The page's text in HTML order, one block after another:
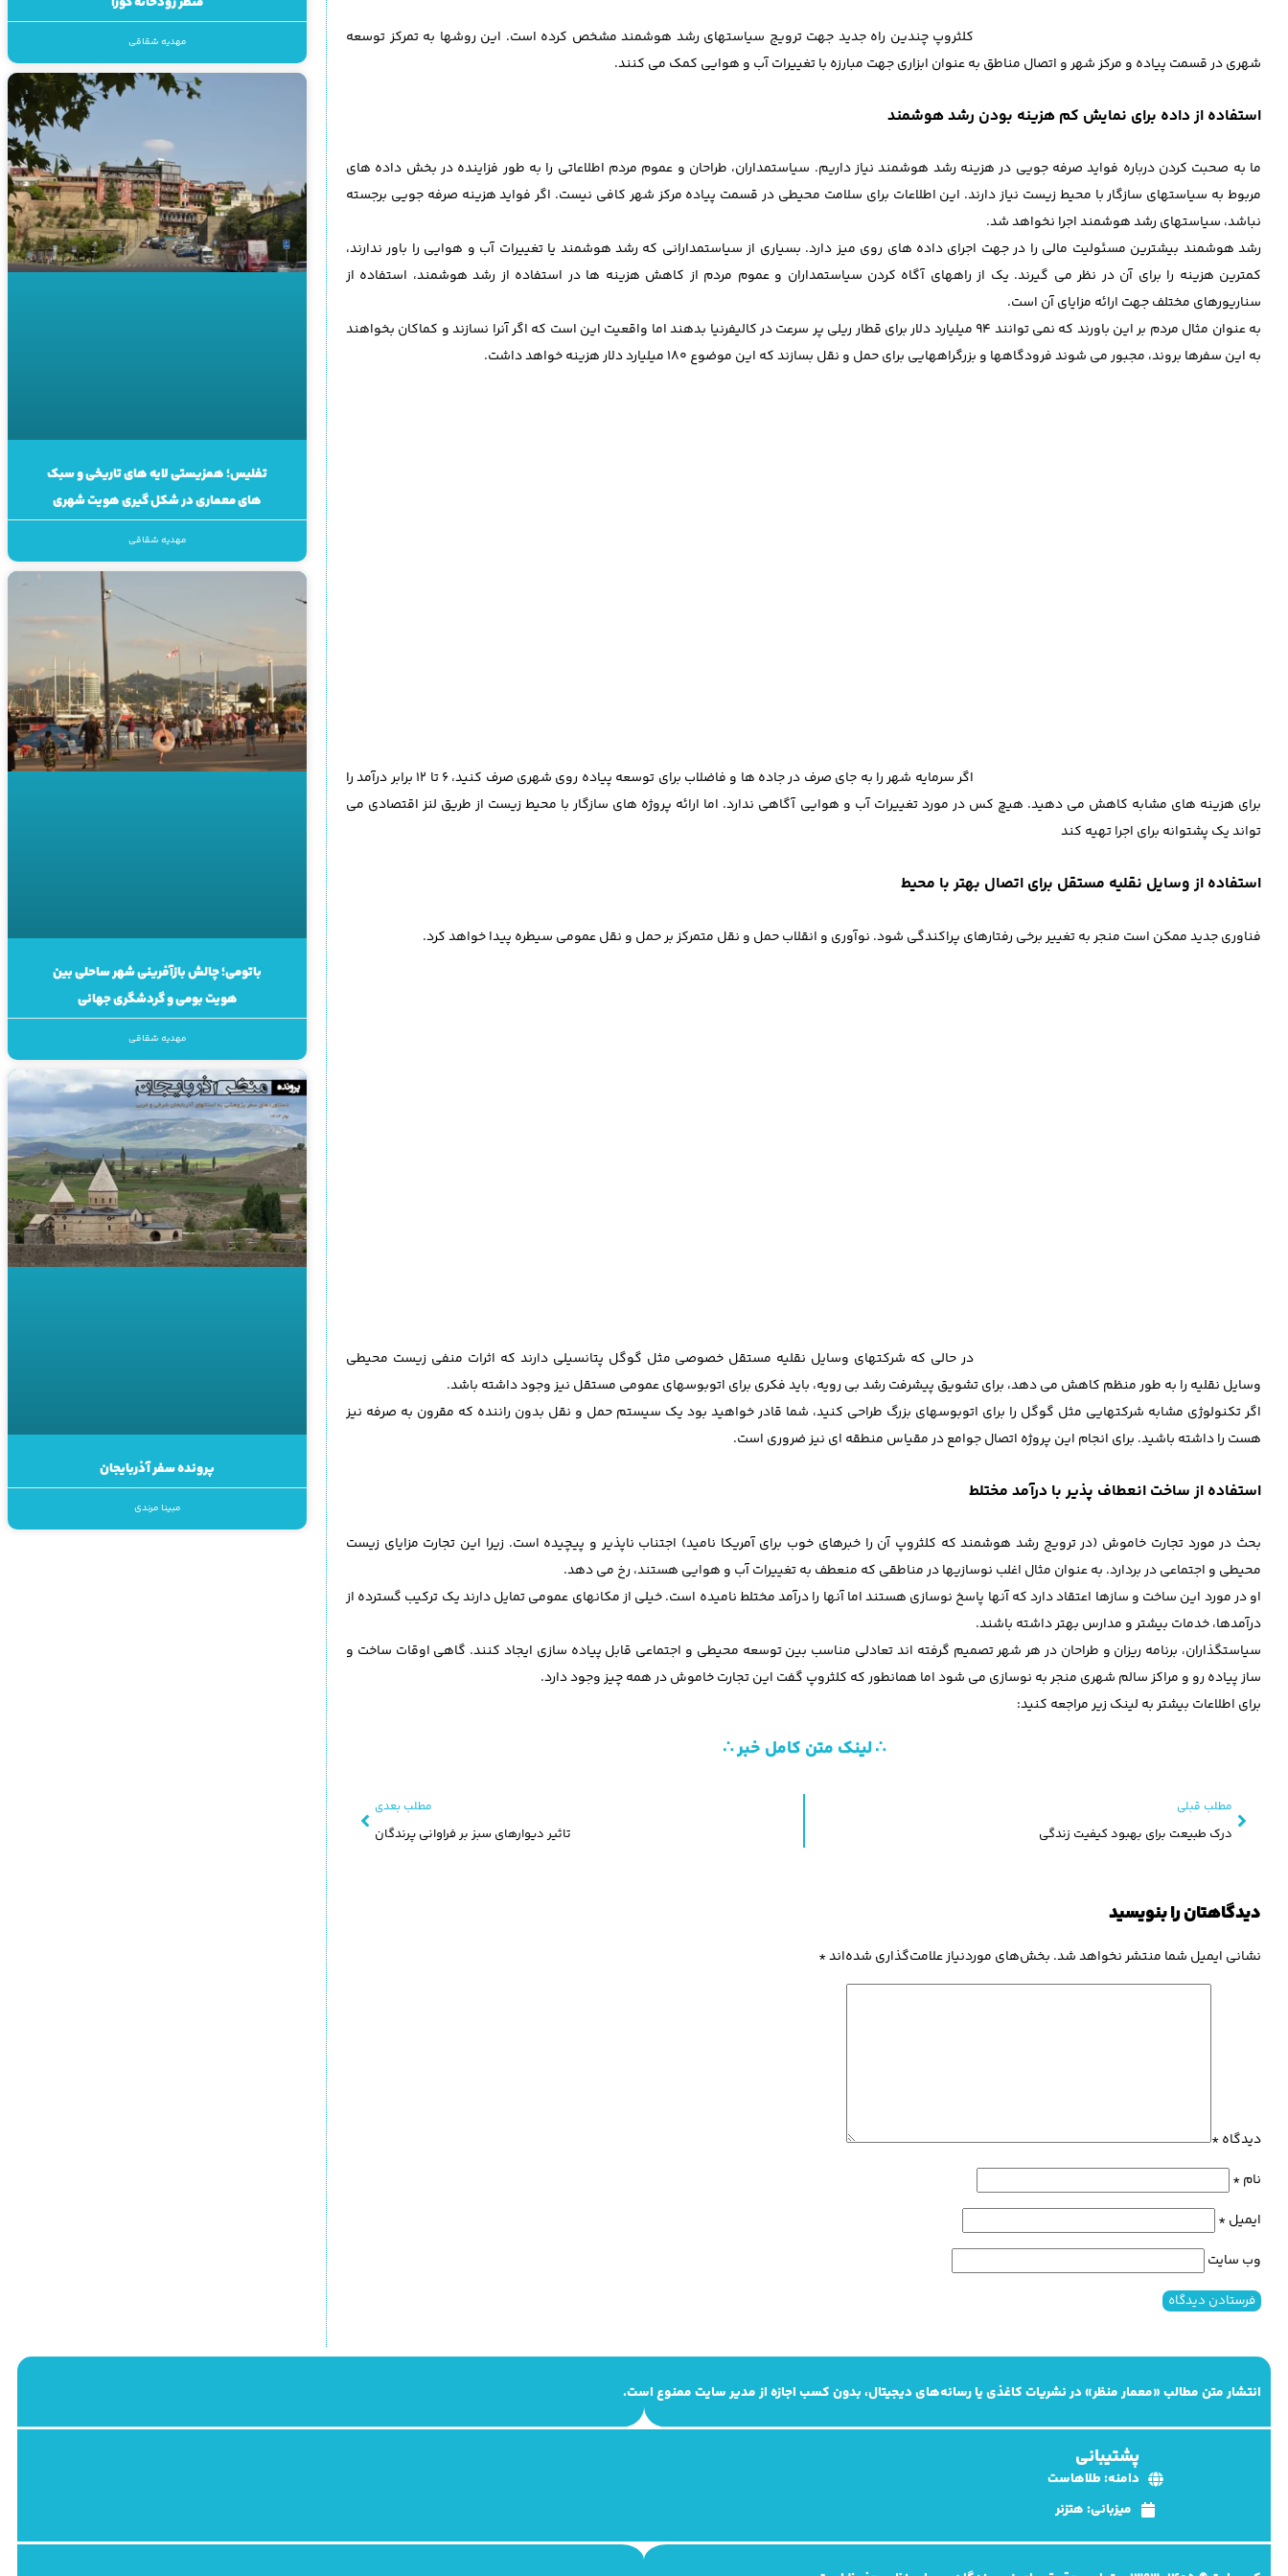
کلثروپ چندین راه جدید جهت ترویج سیاستهای رشد هوشمند مشخص کرده است. این روشها به تمرکز توسعه
شهری در قسمت پیاده و مرکز شهر و اتصال مناطق به عنوان ابزاری جهت مبارزه با تغییرات آب و هوایی کمک می کنند.
استفاده از داده برای نمایش کم هزینه بودن رشد هوشمند
ما به صحبت کردن درباره فواید صرفه جویی در هزینه رشد هوشمند نیاز داریم. سیاستمداران، طراحان و عموم مردم اطلاعاتی را به طور فزاینده در بخش داده های
مربوط به سیاستهای سازگار با محیط زیست نیاز دارند. این اطلاعات برای سلامت محیطی در قسمت پیاده مرکز شهر کافی نیست. اگر فواید هزینه صرفه جویی برجسته
نباشد، سیاستهای رشد هوشمند اجرا نخواهد شد.
رشد هوشمند بیشترین مسئولیت مالی را در جهت اجرای داده های روی میز دارد. بسیاری از سیاستمدارانی که رشد هوشمند یا تغییرات آب و هوایی را باور ندارند،
کمترین هزینه را برای آن در نظر می گیرند. یک از راههای آگاه کردن سیاستمداران و عموم مردم از کاهش هزینه ها در استفاده از رشد هوشمند، استفاده از
سناریورهای مختلف جهت ارائه مزایای آن است.
به عنوان مثال مردم بر این باورند که نمی توانند 94 میلیارد دلار برای قطار ریلی پر سرعت در کالیفرنیا بدهند اما واقعیت این است که اگر آنرا نسازند و کماکان بخواهند
به این سفرها بروند، مجبور می شوند فرودگاهها و بزرگراههایی برای حمل و نقل بسازند که این موضوع 180 میلیارد دلار هزینه خواهد داشت.
اگر سرمایه شهر را به جای صرف در جاده ها و فاضلاب برای توسعه پیاده روی شهری صرف کنید، 6 تا 12 برابر درآمد را
برای هزینه های مشابه کاهش می دهید. هیچ کس در مورد تغییرات آب و هوایی آگاهی ندارد. اما ارائه پروژه های سازگار با محیط زیست از طریق لنز اقتصادی می
تواند یک پشتوانه برای اجرا تهیه کند
استفاده از وسایل نقلیه مستقل برای اتصال بهتر با محیط
فناوری جدید ممکن است منجر به تغییر برخی رفتارهای پراکندگی شود. نوآوری و انقلاب حمل و نقل متمرکز بر حمل و نقل عمومی سیطره پیدا خواهد کرد.
در حالی که شرکتهای وسایل نقلیه مستقل خصوصی مثل گوگل پتانسیلی دارند که اثرات منفی زیست محیطی
وسایل نقلیه را به طور منظم کاهش می دهد، برای تشویق پیشرفت رشد بی رویه، باید فکری برای اتوبوسهای عمومی مستقل نیز وجود داشته باشد.
اگر تکنولوژی مشابه شرکتهایی مثل گوگل را برای اتوبوسهای بزرگ طراحی کنید، شما قادر خواهید بود یک سیستم حمل و نقل بدون راننده که مقرون به صرفه نیز
هست را داشته باشید. برای انجام این پروژه اتصال جوامع در مقیاس منطقه ای نیز ضروری است.
استفاده از ساخت انعطاف پذیر با درآمد مختلط
بحث در مورد تجارت خاموش (در ترویج رشد هوشمند که کلثروپ آن را خبرهای خوب برای آمریکا نامید) اجتناب ناپذیر و پیچیده است. زیرا این تجارت مزایای زیست
محیطی و اجتماعی در بردارد. به عنوان مثال اغلب نوسازیها در مناطقی که منعطف به تغییرات آب و هوایی هستند، رخ می دهد.
او در مورد این ساخت و سازها اعتقاد دارد که آنها پاسخ نوسازی هستند اما آنها را درآمد مختلط نامیده است. خیلی از مکانهای عمومی تمایل دارند یک ترکیب گسترده از
درآمدها، خدمات بیشتر و مدارس بهتر داشته باشند.
سیاستگذاران، برنامه ریزان و طراحان در هر شهر تصمیم گرفته اند تعادلی مناسب بین توسعه محیطی و اجتماعی قابل پیاده سازی ایجاد کنند. گاهی اوقات ساخت و
ساز پیاده رو و مراکز سالم شهری منجر به نوسازی می شود اما همانطور که کلثروپ گفت این تجارت خاموش در همه چیز وجود دارد.
برای اطلاعات بیشتر به لینک زیر مراجعه کنید:
∴ لینک متن کامل خبر ∴
مطلب قبلی
درک طبیعت برای بهبود کیفیت زندگی
مطلب بعدی
تاثیر دیوارهای سبز بر فراوانی پرندگان
دیدگاهتان را بنویسید
نشانی ایمیل شما منتشر نخواهد شد. بخش‌های موردنیاز علامت‌گذاری شده‌اند*
دیدگاه*
نام*
ایمیل*
وب‌ سایت
مهدیه شقاقی
تفلیس؛ همزیستی لایه های تاریخی و سبک
های معماری در شکل گیری هویت شهری
مهدیه شقاقی
باتومی؛ چالش بازآفرینی شهر ساحلی بین
هویت بومی و گردشگری جهانی
مهدیه شقاقی
پرونده سفر آذربایجان
مبینا مرندی
انتشار متن مطالب «معمار منظر» در نشریات کاغذی یا رسانه‌های دیجیتال، بدون کسب اجازه از مدیر سایت ممنوع است.
پشتیبانی
دامنه: طلاهاست
میزبانی: هتزنر